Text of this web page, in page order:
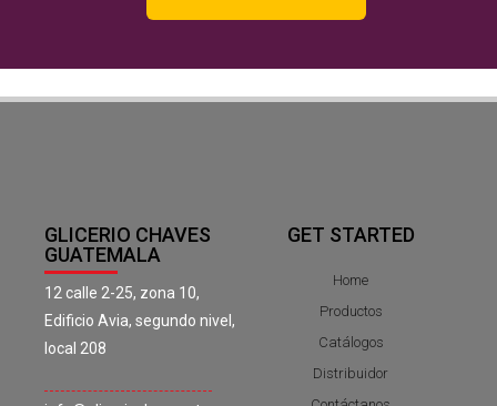
GLICERIO CHAVES
GUATEMALA
12 calle 2-25, zona 10,
Edificio Avia, segundo nivel,
local 208
GET STARTED
Home
Productos
Catálogos
Distribuidor